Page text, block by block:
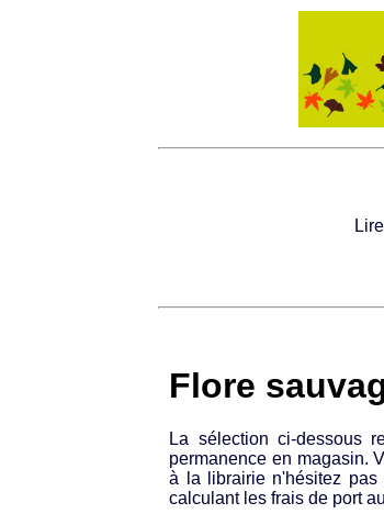
Flore
La sélection ci-dessous
permanence en magasin.
à la librairie n'hésitez pas
calculant les frais de port